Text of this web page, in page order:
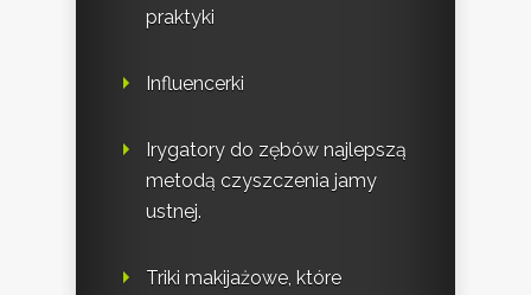
praktyki
Influencerki
Irygatory do zębów najlepszą
metodą czyszczenia jamy
ustnej.
Triki makijażowe, które